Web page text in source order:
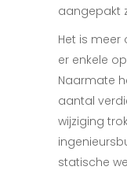
aangepakt
Het is
er enkele
Naarmate
aantal
wijziging
statische